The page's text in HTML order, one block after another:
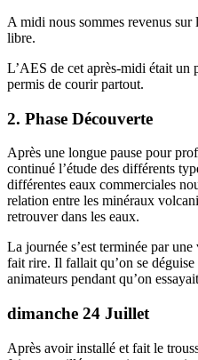
A midi nous sommes revenus sur
libre.
L’AES de cet après-midi était un
permis de courir partout.
2. Phase Découverte
Après une longue pause pour
continué l’étude des différents
différentes eaux commerciales
relation entre les minéraux
retrouver dans les eaux.
La journée s’est terminée par
fait rire. Il fallait qu’on se
animateurs pendant qu’on
dimanche 24 Juillet
Après avoir installé et fait le